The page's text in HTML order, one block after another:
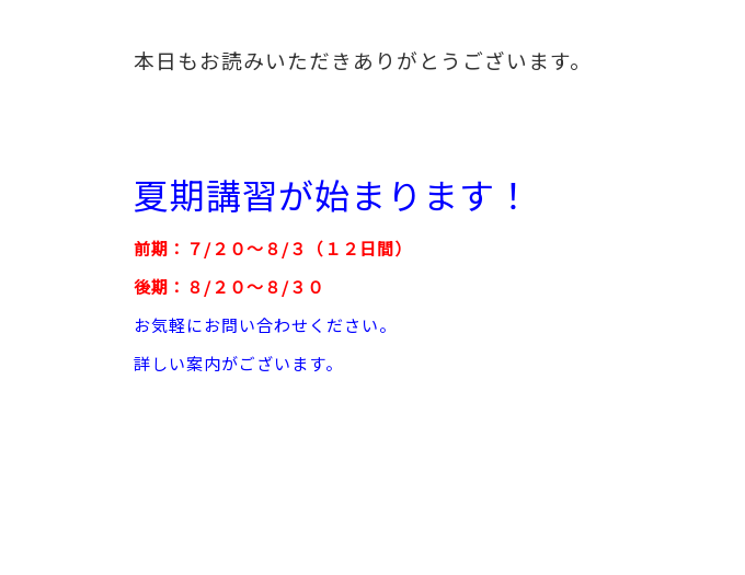
本日もお読みいただきありがとうございます。
夏期講習が始まります！
前期：７/２０～８/３（１２日間）
後期：８/２０～８/３０
お気軽にお問い合わせください。
詳しい案内がございます。